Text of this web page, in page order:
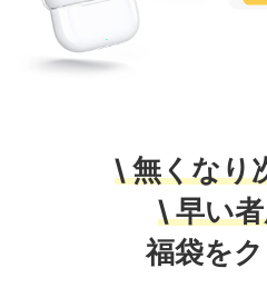
\ 無くなり
\ 早い
福袋を